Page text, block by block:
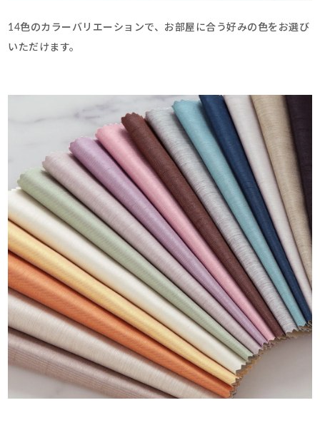
14色のカラーバリエーションで、お部屋に合う好みの色をお選び
いただけます。